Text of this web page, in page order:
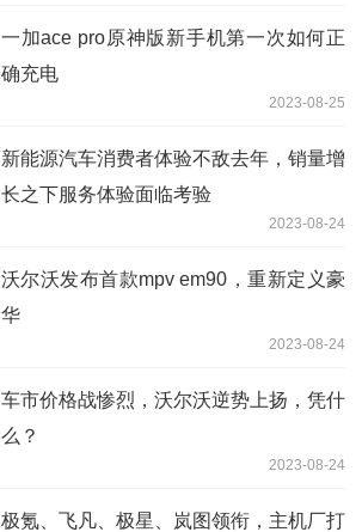
一加ace pro原神版新手机第一次如何正
确充电
2023-08-25
新能源汽车消费者体验不敌去年，销量增
长之下服务体验面临考验
2023-08-24
沃尔沃发布首款mpv em90，重新定义豪
华
2023-08-24
车市价格战惨烈，沃尔沃逆势上扬，凭什
么？
2023-08-24
极氪、飞凡、极星、岚图领衔，主机厂打